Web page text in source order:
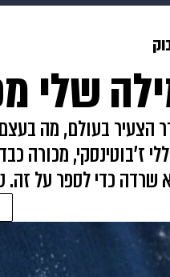
תשעה חודשים
שלי
הצעיר בעולם, מה
ז'בוטינסקי, מכורה
כדי לספר על זה.